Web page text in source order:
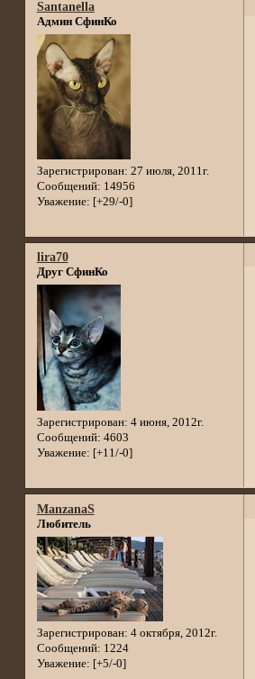
Santanella
Админ СфинКо
Зарегистрирован: 27 июля, 2011г.
Сообщений: 14956
Уважение: [+29/-0]
lira70
Друг СфинКо
Зарегистрирован: 4 июня, 2012г.
Сообщений: 4603
Уважение: [+11/-0]
ManzanaS
Любитель
Зарегистрирован: 4 октября, 2012г.
Сообщений: 1224
Уважение: [+5/-0]